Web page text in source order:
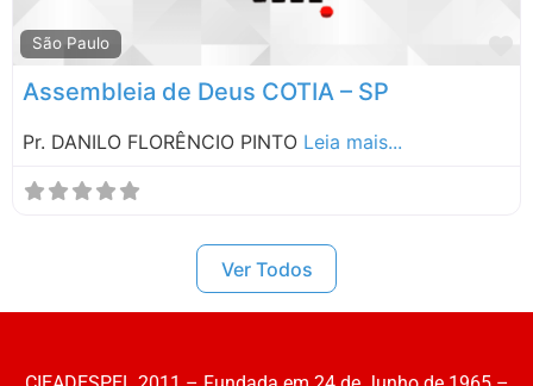
São Paulo
Assembleia de Deus COTIA – SP
Pr. DANILO FLORÊNCIO PINTO Leia mais...
Ver Todos